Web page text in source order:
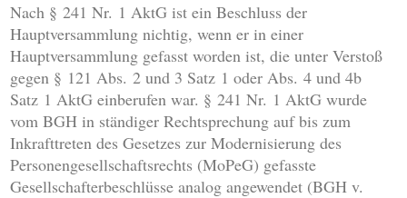
Nach § 241 Nr. 1 AktG ist ein Beschluss der
Hauptversammlung nichtig, wenn er in einer
Hauptversammlung gefasst worden ist, die unter Verstoß
gegen § 121 Abs. 2 und 3 Satz 1 oder Abs. 4 und 4b
Satz 1 AktG einberufen war. § 241 Nr. 1 AktG wurde
vom BGH in ständiger Rechtsprechung auf bis zum
Inkrafttreten des Gesetzes zur Modernisierung des
Personengesellschaftsrechts (MoPeG) gefasste
Gesellschafterbeschlüsse analog angewendet (BGH v.